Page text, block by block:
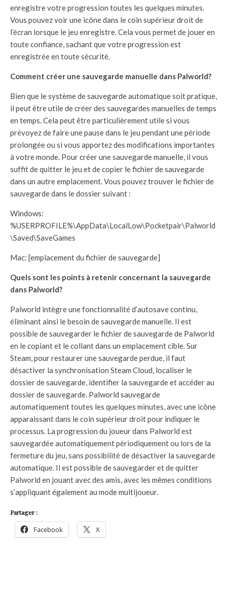
enregistre votre progression toutes les quelques minutes.
Vous pouvez voir une icône dans le coin supérieur droit de
l’écran lorsque le jeu enregistre. Cela vous permet de jouer en
toute confiance, sachant que votre progression est
enregistrée en toute sécurité.
Comment créer une sauvegarde manuelle dans Palworld?
Bien que le système de sauvegarde automatique soit pratique,
il peut être utile de créer des sauvegardes manuelles de temps
en temps. Cela peut être particulièrement utile si vous
prévoyez de faire une pause dans le jeu pendant une période
prolongée ou si vous apportez des modifications importantes
à votre monde. Pour créer une sauvegarde manuelle, il vous
suffit de quitter le jeu et de copier le fichier de sauvegarde
dans un autre emplacement. Vous pouvez trouver le fichier de
sauvegarde dans le dossier suivant :
Windows:
%USERPROFILE%\AppData\LocalLow\Pocketpair\Palworld
\Saved\SaveGames
Mac: [emplacement du fichier de sauvegarde]
Quels sont les points à retenir concernant la sauvegarde
dans Palworld?
Palworld intègre une fonctionnalité d’autosave continu,
éliminant ainsi le besoin de sauvegarde manuelle. Il est
possible de sauvegarder le fichier de sauvegarde de Palworld
en le copiant et le collant dans un emplacement cible. Sur
Steam, pour restaurer une sauvegarde perdue, il faut
désactiver la synchronisation Steam Cloud, localiser le
dossier de sauvegarde, identifier la sauvegarde et accéder au
dossier de sauvegarde. Palworld sauvegarde
automatiquement toutes les quelques minutes, avec une icône
apparaissant dans le coin supérieur droit pour indiquer le
processus. La progression du joueur dans Palworld est
sauvegardée automatiquement périodiquement ou lors de la
fermeture du jeu, sans possibilité de désactiver la sauvegarde
automatique. Il est possible de sauvegarder et de quitter
Palworld en jouant avec des amis, avec les mêmes conditions
s’appliquant également au mode multijoueur.
Partager :
Facebook X